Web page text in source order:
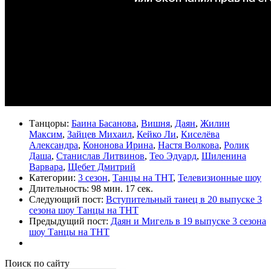
Танцоры: Баина Басанова, Вишня, Даян, Жилин
Максим, Зайцев Михаил, Кейко Ли, Киселёва
Александра, Кононова Ирина, Настя Волкова, Ролик
Даша, Станислав Литвинов, Тео Эдуард, Шиленина
Варвара, Щебет Дмитрий
Категории: 3 сезон, Танцы на ТНТ, Телевизионные шоу
Длительность: 98 мин. 17 сек.
Следующий пост: Вступительный танец в 20 выпуске 3
сезона шоу Танцы на ТНТ
Предыдущий пост: Даян и Мигель в 19 выпуске 3 сезона
шоу Танцы на ТНТ
Поиск по сайту